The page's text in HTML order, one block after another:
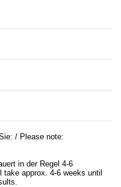
/ Please note:
in der Regel 4-6
take approx. 4-6 weeks until